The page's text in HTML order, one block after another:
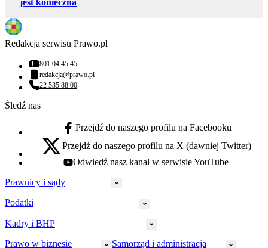
Redakcja serwisu Prawo.pl
Numer telefonu:
801 04 45 45
Adres email:
redakcja@prawo.pl
Numer telefonu:
22 535 88 00
Śledź nas
facebook - otwiera się w nowej karcie
Przejdź do naszego profilu na Facebooku
x - otwiera się w nowej karcie
Przejdź do naszego profilu na X (dawniej Twitter)
youtube - otwiera się w nowej karcie
Odwiedź nasz kanał w serwisie YouTube
Prawnicy i sądy
Prawnicy
Policja
Podatki
CIT
Kadry i BHP
Prawo w biznesie Samorząd i administracja